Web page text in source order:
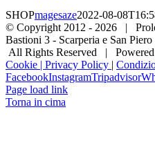
SHOPmagesaze2022-08-
© Copyright 2012 - 2026 |
Bastioni 3 - Scarperia e San
All Rights Reserved |
Cookie | Privacy Policy |
FacebookInstagramTripadvisor
Page load link
Torna in cima